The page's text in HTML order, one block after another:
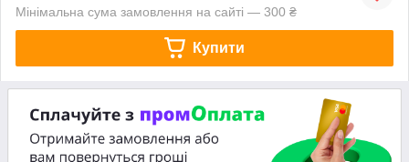
Мінімальна сума замовлення на сайті — 300 ₴
Купити